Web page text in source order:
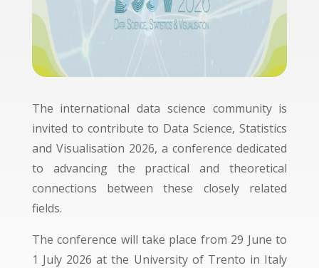
The international data science community is
invited to contribute to Data Science, Statistics
and Visualisation 2026, a conference dedicated
to advancing the practical and theoretical
connections between these closely related
fields.
The conference will take place from 29 June to
1 July 2026 at the University of Trento in Italy